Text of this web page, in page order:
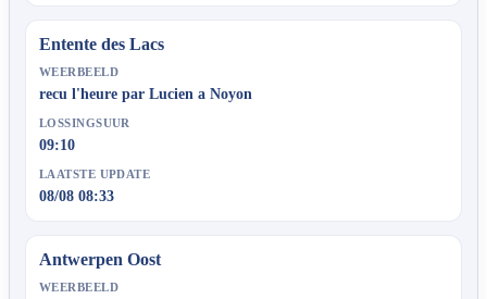
Entente des Lacs
WEERBEELD
recu l'heure par Lucien a Noyon
LOSSINGSUUR
09:10
LAATSTE UPDATE
08/08 08:33
Antwerpen Oost
WEERBEELD